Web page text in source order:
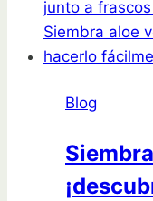
y
Blog